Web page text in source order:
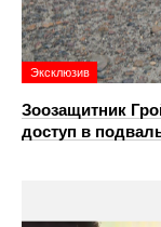
Эксклюзив
Зоозащитник
доступ в